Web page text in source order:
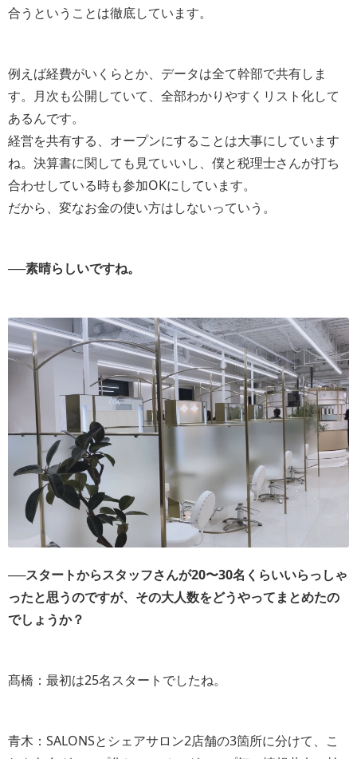
合うということは徹底しています。
例えば経費がいくらとか、データは全て幹部で共有しま
す。月次も公開していて、全部わかりやすくリスト化して
あるんです。
経営を共有する、オープンにすることは大事にしています
ね。決算書に関しても見ていいし、僕と税理士さんが打ち
合わせしている時も参加OKにしています。
だから、変なお金の使い方はしないっていう。
──素晴らしいですね。
──スタートからスタッフさんが20〜30名くらいいらっしゃ
ったと思うのですが、その大人数をどうやってまとめたの
でしょうか？
髙橋：最初は25名スタートでしたね。
青木：SALONSとシェアサロン2店舗の3箇所に分けて、こ